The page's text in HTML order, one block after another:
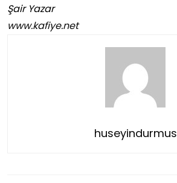
Şair Yazar
www.kafiye.net
huseyindurmus